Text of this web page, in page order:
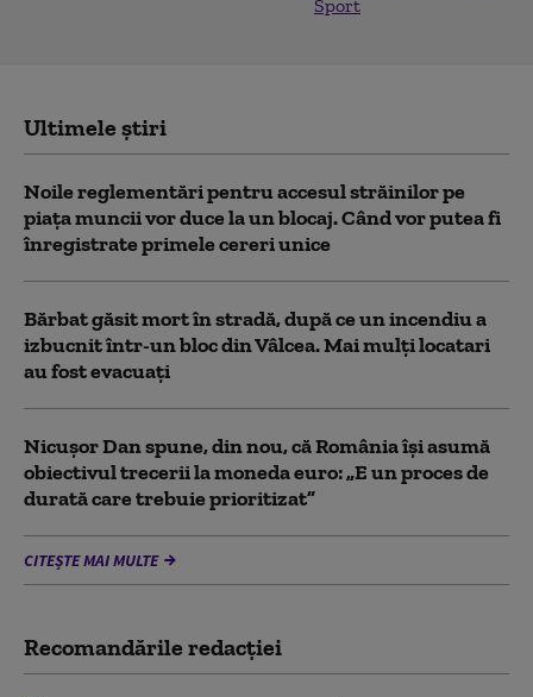
Sport
Ultimele știri
Noile reglementări pentru accesul străinilor pe
piaţa muncii vor duce la un blocaj. Când vor putea fi
înregistrate primele cereri unice
Bărbat găsit mort în stradă, după ce un incendiu a
izbucnit într-un bloc din Vâlcea. Mai mulți locatari
au fost evacuați
Nicușor Dan spune, din nou, că România își asumă
obiectivul trecerii la moneda euro: „E un proces de
durată care trebuie prioritizat”
CITEȘTE MAI MULTE
Recomandările redacţiei